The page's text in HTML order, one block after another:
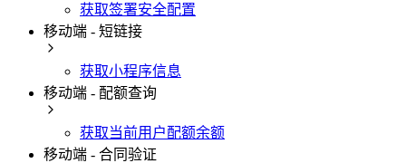
获取签署安全配置
移动端 - 短链接
获取小程序信息
移动端 - 配额查询
获取当前用户配额余额
移动端 - 合同验证